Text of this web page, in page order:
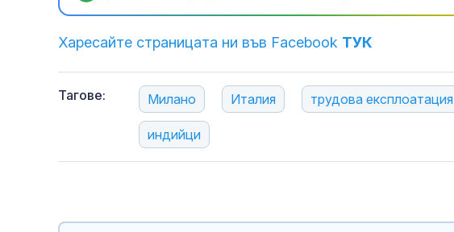
Харесайте страницата ни във Facebook ТУК
Тагове: Милано Италия трудова експлоатация
индийци